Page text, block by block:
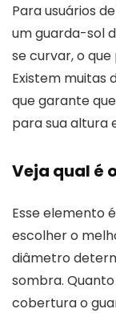
Para usuários
um guarda-sol
se curvar, o
Existem muitas
que garante
para sua altura
Veja qual é
Esse elemento
escolher o
diâmetro
sombra.
cobertura o